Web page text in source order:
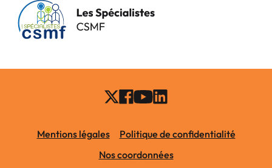
Mentions légales
Politique de confidentialité
Nos coordonnées